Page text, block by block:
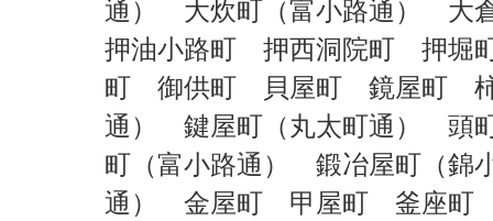
通） 大炊町（富小路通） 大
押油小路町 押西洞院町 押
町 御供町 貝屋町 鏡屋町
通） 鍵屋町（丸太町通）
町（富小路通） 鍛冶屋町（
通） 金屋町 甲屋町 釜座